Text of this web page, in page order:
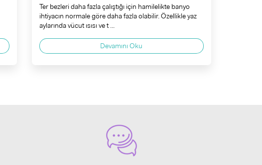
Ter bezleri daha fazla çalıştığı için hamilelikte banyo
ihtiyacın normale göre daha fazla olabilir. Özellikle yaz
aylarında vücut ısısı ve t ...
Devamını Oku